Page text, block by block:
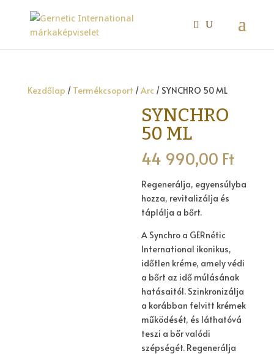
Kezdőlap / Termékcsoport /Arc/ SYNCHRO 50 ML
SYNCHRO
50 ML
44 990,00 Ft
Regenerálja, egyensúlyba
hozza, revitalizálja és
táplálja a bőrt.
A Synchro a GERnétic
International ikonikus,
időtlen kréme, amely védi
a bőrt az idő múlásának
hatásaitól. Szinkronizálja
a korábban felvitt krémek
működését, és láthatóvá
teszi a bőr valódi
szépségét. Regenerálja